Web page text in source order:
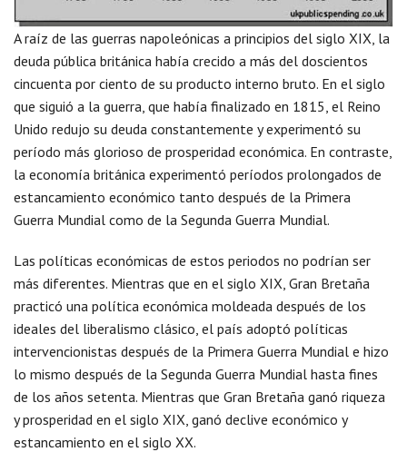
A raíz de las guerras napoleónicas a principios del siglo XIX, la
deuda pública británica había crecido a más del doscientos
cincuenta por ciento de su producto interno bruto. En el siglo
que siguió a la guerra, que había finalizado en 1815, el Reino
Unido redujo su deuda constantemente y experimentó su
período más glorioso de prosperidad económica. En contraste,
la economía británica experimentó períodos prolongados de
estancamiento económico tanto después de la Primera
Guerra Mundial como de la Segunda Guerra Mundial.
Las políticas económicas de estos periodos no podrían ser
más diferentes. Mientras que en el siglo XIX, Gran Bretaña
practicó una política económica moldeada después de los
ideales del liberalismo clásico, el país adoptó políticas
intervencionistas después de la Primera Guerra Mundial e hizo
lo mismo después de la Segunda Guerra Mundial hasta fines
de los años setenta. Mientras que Gran Bretaña ganó riqueza
y prosperidad en el siglo XIX, ganó declive económico y
estancamiento en el siglo XX.